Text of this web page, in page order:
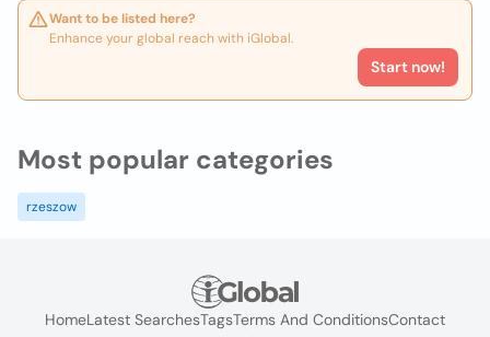
Want to be listed here?
Enhance your global reach with iGlobal.
Start now!
Most popular categories
rzeszow
HomeLatest SearchesTagsTerms And ConditionsContact